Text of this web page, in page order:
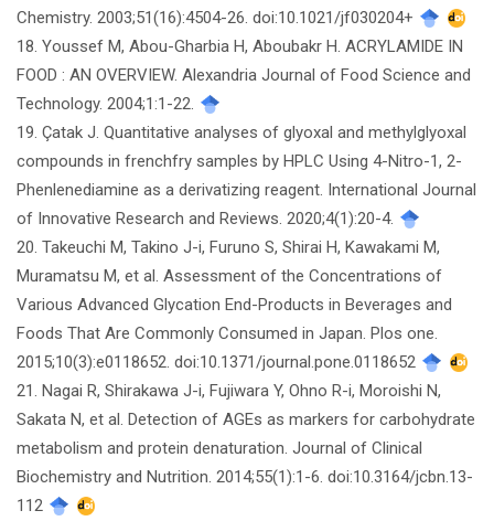
Chemistry. 2003;51(16):4504-26. doi:10.1021/jf030204+
18. Youssef M, Abou-Gharbia H, Aboubakr H. ACRYLAMIDE IN
FOOD : AN OVERVIEW. Alexandria Journal of Food Science and
Technology. 2004;1:1-22.
19. Çatak J. Quantitative analyses of glyoxal and methylglyoxal
compounds in frenchfry samples by HPLC Using 4-Nitro-1, 2-
Phenlenediamine as a derivatizing reagent. International Journal
of Innovative Research and Reviews. 2020;4(1):20-4.
20. Takeuchi M, Takino J-i, Furuno S, Shirai H, Kawakami M,
Muramatsu M, et al. Assessment of the Concentrations of
Various Advanced Glycation End-Products in Beverages and
Foods That Are Commonly Consumed in Japan. Plos one.
2015;10(3):e0118652. doi:10.1371/journal.pone.0118652
21. Nagai R, Shirakawa J-i, Fujiwara Y, Ohno R-i, Moroishi N,
Sakata N, et al. Detection of AGEs as markers for carbohydrate
metabolism and protein denaturation. Journal of Clinical
Biochemistry and Nutrition. 2014;55(1):1-6. doi:10.3164/jcbn.13-
112